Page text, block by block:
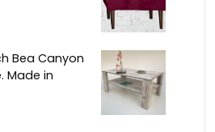
Bea Canyon
Made in